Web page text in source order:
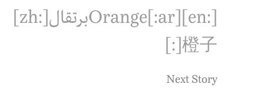
[:en]Orange[:ar]برتقال[:zh]
橙子[:]
Next Story